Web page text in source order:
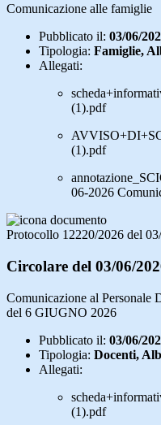
Comunicazione alle famiglie
Pubblicato il: 03/06/
Tipologia: Famiglie,
Allegati:
(1).pdf
(1).pdf
06-2026
Protocollo 12220/2026 del
Circolare del 03/06/
Comunicazione al Personale
del 6 GIUGNO 2026
Pubblicato il: 03/06/
Tipologia: Docenti,
Allegati:
(1).pdf